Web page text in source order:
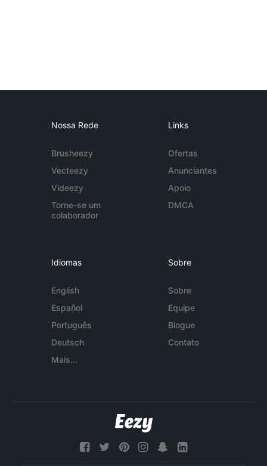
Nossa Rede
Brusheezy
Vecteezy
Videezy
Torne-se um
colaborador
Links
Ofertas
Anunciantes
Apoio
DMCA
Idiomas
English
Español
Português
Deutsch
Mais...
Sobre
Sobre
Equipe
Blogue
Contato